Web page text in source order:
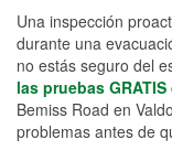
Una inspección
durante una
no estás seguro del
las pruebas
Bemiss Road en
problemas antes de